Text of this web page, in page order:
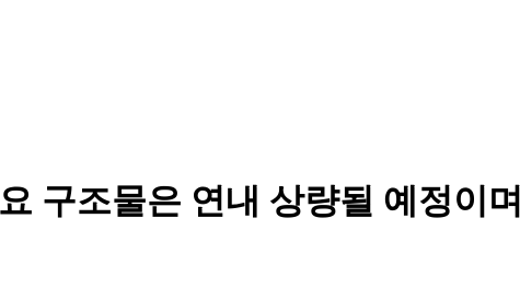
구조물은 연내 상량될 예정이